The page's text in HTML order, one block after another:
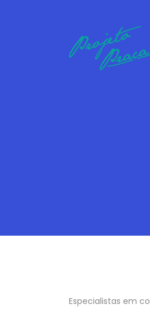
Especialistas em